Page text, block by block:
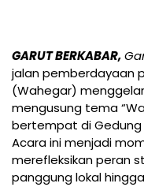
GARUT BERKABAR,
jalan pemberdayaan
(Wahegar)
mengusung tema
bertempat di Gedung
Acara ini menjadi
merefleksikan peran
panggung lokal